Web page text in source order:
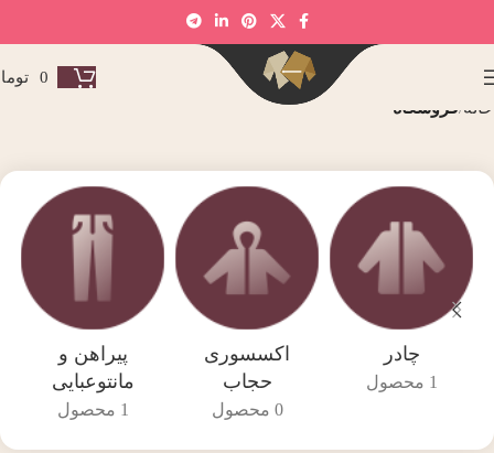
0
خانه فروشگاه
چادر
1 محصول
اکسسوری
حجاب
0 محصول
پیراهن و
مانتوعبایی
1 محصول